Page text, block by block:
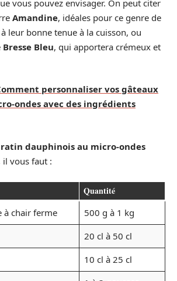
vous pouvez envisager. On peut citer
Amandine, idéales pour ce genre de
leur bonne tenue à la cuisson, ou
Bresse Bleu, qui apportera crémeux et
personnaliser vos gâteaux
ondes avec des ingrédients
dauphinois au micro-ondes
il vous faut :
Quantité
à chair ferme
500 g à 1 kg
20 cl à 50 cl
10 cl à 25 cl